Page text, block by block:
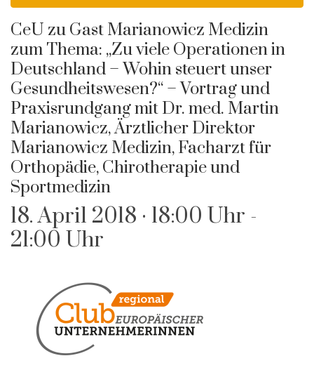
CeU zu Gast Marianowicz Medizin
zum Thema: „Zu viele Operationen in
Deutschland – Wohin steuert unser
Gesundheitswesen?“ – Vortrag und
Praxisrundgang mit Dr. med. Martin
Marianowicz, Ärztlicher Direktor
Marianowicz Medizin, Facharzt für
Orthopädie, Chirotherapie und
Sportmedizin
18. April 2018 · 18:00 Uhr -
21:00 Uhr